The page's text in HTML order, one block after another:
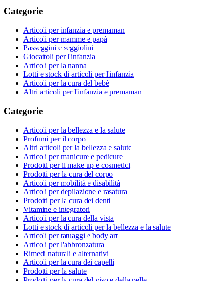
Categorie
Articoli per infanzia e premaman
Articoli per mamme e papà
Passeggini e seggiolini
Giocattoli per l'infanzia
Articoli per la nanna
Lotti e stock di articoli per l'infanzia
Articoli per la cura del bebè
Altri articoli per l'infanzia e premaman
Categorie
Articoli per la bellezza e la salute
Profumi per il corpo
Altri articoli per la bellezza e salute
Articoli per manicure e pedicure
Prodotti per il make up e cosmetici
Prodotti per la cura del corpo
Articoli per mobilità e disabilità
Articoli per depilazione e rasatura
Prodotti per la cura dei denti
Vitamine e integratori
Articoli per la cura della vista
Lotti e stock di articoli per la bellezza e la salute
Articoli per tatuaggi e body art
Articoli per l'abbronzatura
Rimedi naturali e alternativi
Articoli per la cura dei capelli
Prodotti per la salute